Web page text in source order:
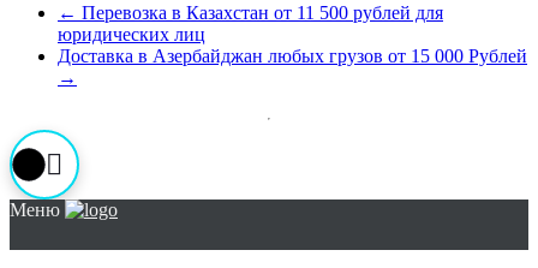
← Перевозка в Казахстан от 11 500 рублей для
юридических лиц
Доставка в Азербайджан любых грузов от 15 000 Рублей
→
Меню